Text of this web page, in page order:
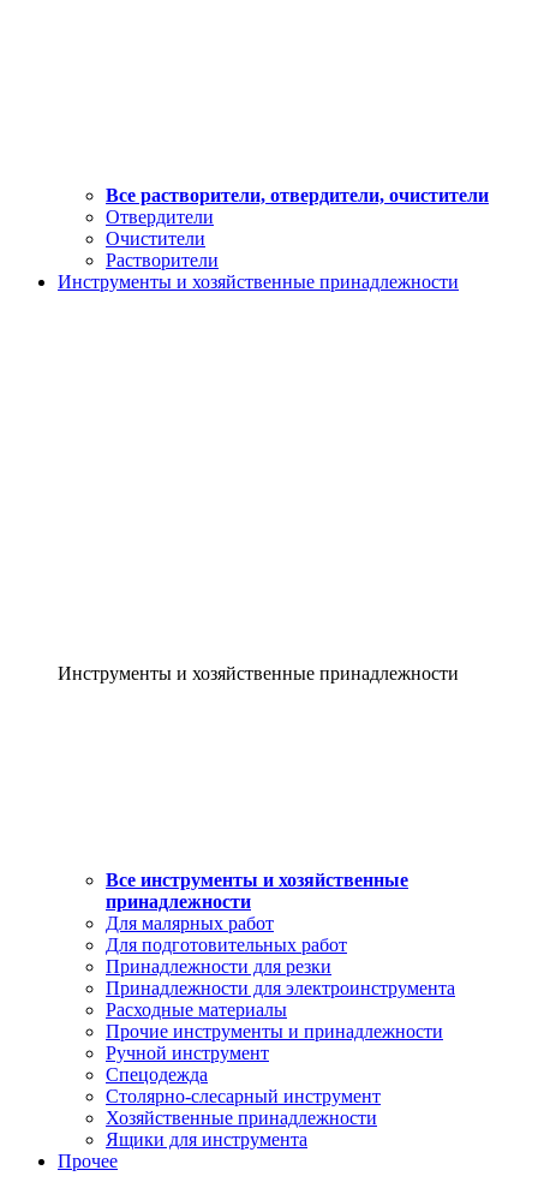
Все растворители, отвердители, очистители
Отвердители
Очистители
Растворители
Инструменты и хозяйственные принадлежности
Инструменты и хозяйственные принадлежности
Все инструменты и хозяйственные
принадлежности
Для малярных работ
Для подготовительных работ
Принадлежности для резки
Принадлежности для электроинструмента
Расходные материалы
Прочие инструменты и принадлежности
Ручной инструмент
Спецодежда
Столярно-слесарный инструмент
Хозяйственные принадлежности
Ящики для инструмента
Прочее